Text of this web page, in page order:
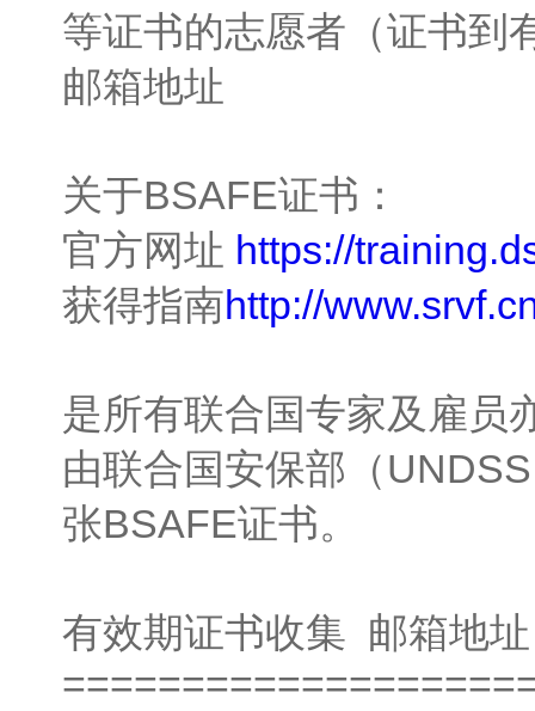
等证书的志愿者（证书到
邮箱地址
关于BSAFE证书：
官方网址 https://
获得指南http://
是所有联合国专家及雇员
由联合国安保部（
张BSAFE证书。
有效期证书收集 邮箱地